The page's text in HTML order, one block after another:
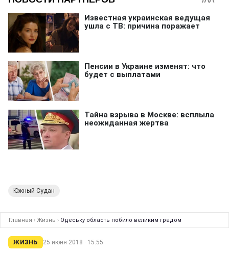
Южный Судан
Главная › Жизнь › Одеську область побило великим градом
ЖИЗНЬ 25 июня 2018 · 15:55